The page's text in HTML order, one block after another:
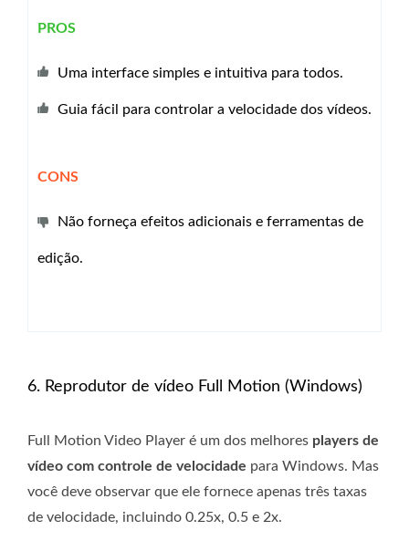
PROS
Uma interface simples e intuitiva para todos.
Guia fácil para controlar a velocidade dos vídeos.
CONS
Não forneça efeitos adicionais e ferramentas de
edição.
6. Reprodutor de vídeo Full Motion (Windows)
Full Motion Video Player é um dos melhores players de
vídeo com controle de velocidade para Windows. Mas
você deve observar que ele fornece apenas três taxas
de velocidade, incluindo 0.25x, 0.5 e 2x.